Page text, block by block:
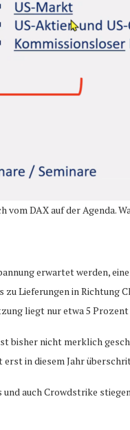
DAX auf der Agenda.
erwartet werden,
Lieferungen in Richtung
liegt nur etwa 5
bisher nicht merklich
in diesem Jahr
auch Crowdstrike